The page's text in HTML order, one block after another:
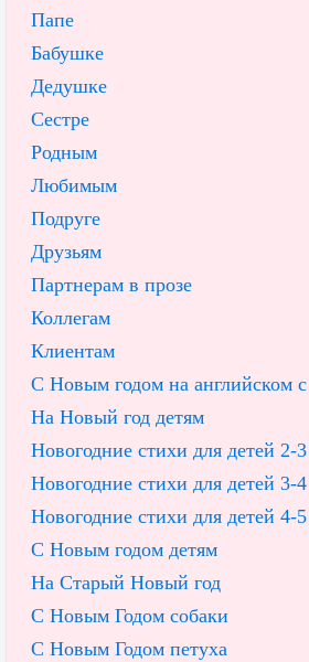
Папе
Бабушке
Дедушке
Сестре
Родным
Любимым
Подруге
Друзьям
Партнерам в прозе
Коллегам
Клиентам
С Новым годом на английском
На Новый год детям
Новогодние стихи для детей 2-
Новогодние стихи для детей 3-
Новогодние стихи для детей 4-
С Новым годом детям
На Старый Новый год
С Новым Годом собаки
С Новым Годом петуха